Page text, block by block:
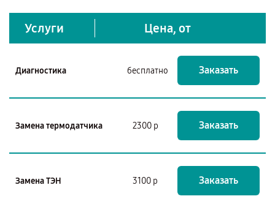
Услуги Цена, от
Диагностика бесплатно Заказать
Замена термодатчика 2300 р Заказать
Замена ТЭН 3100 р Заказать